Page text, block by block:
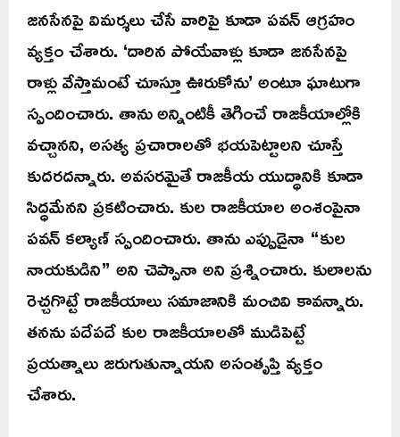
జనసేనపై విమర్శలు చేసే వారిపై కూడా పవన్ ఆగ్రహం
వ్యక్తం చేశారు. ‘దారిన పోయేవాళ్లు కూడా జనసేనపై
రాళ్లు వేస్తామంటే చూస్తూ ఊరుకోను’ అంటూ ఘాటుగా
స్పందించారు. తాను అన్నింటికీ తెగించే రాజకీయాల్లోకి
వచ్చానని, అసత్య ప్రచారాలతో భయపెట్టాలని చూస్తే
కుదరదన్నారు. అవసరమైతే రాజకీయ యుద్ధానికి కూడా
సిద్ధమేనని ప్రకటించారు. కుల రాజకీయాల అంశంపైనా
పవన్ కల్యాణ్ స్పందించారు. తాను ఎప్పుడైనా “కుల
నాయకుడిని” అని చెప్పానా అని ప్రశ్నించారు. కులాలను
రెచ్చగొట్టే రాజకీయాలు సమాజానికి మంచివి కావన్నారు.
తనను పదేపదే కుల రాజకీయాలతో ముడిపెట్టే
ప్రయత్నాలు జరుగుతున్నాయని అసంతృప్తి వ్యక్తం
చేశారు.